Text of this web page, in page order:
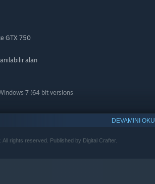
GTX 750
alan
7 (64 bit versions
DEVAMINI OKU
All rights reserved. Published by Digital Crafter.